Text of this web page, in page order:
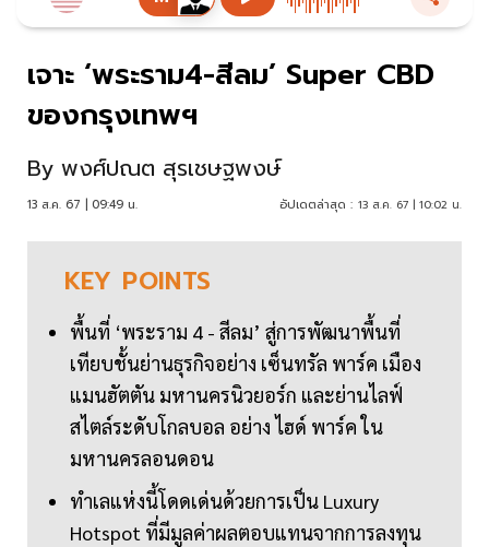
เจาะ ‘พระราม4-สีลม’ Super CBD
ของกรุงเทพฯ
By พงศ์ปณต สุรเชษฐพงษ์
13 ส.ค. 67 | 09:49 น. อัปเดตล่าสุด : 13 ส.ค. 67 | 10:02 น.
KEY POINTS
พื้นที่ ‘พระราม 4 - สีลม’ สู่การพัฒนาพื้นที่
เทียบชั้นย่านธุรกิจอย่าง เซ็นทรัล พาร์ค เมือง
แมนฮัตตัน มหานครนิวยอร์ก และย่านไลฟ์
สไตล์ระดับโกลบอล อย่าง ไฮด์ พาร์ค ใน
มหานครลอนดอน
ทำเลแห่งนี้โดดเด่นด้วยการเป็น Luxury
Hotspot ที่มีมูลค่าผลตอบแทนจากการลงทุน